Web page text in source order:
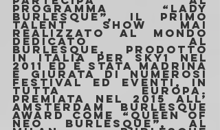
programma “Lady
Burlesque”, il primo
talent show mai
realizzato al mondo
dedicato al
burlesque, prodotto
in Italia per Sky1 nel
2011 ed è stata madrina
e giurata di numerosi
festival ed eventi, in
tutta Europa.
Premiata nel 2015 all’
Amsterdam Burlesque
Award come “Queen of
Neo Burlesque”, al